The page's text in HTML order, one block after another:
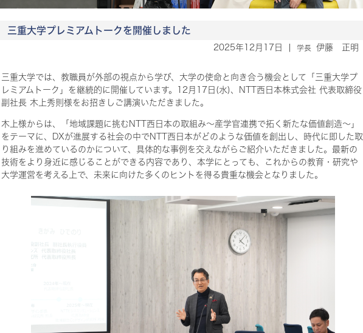
三重大学プレミアムトークを開催しました
2025年12月17日 学長 伊藤 正明
三重大学では、教職員が外部の視点から学び、大学の使命と向き合う機会として「三重大学プ
レミアムトーク」を継続的に開催しています。12月17日(水)、NTT西日本株式会社 代表取締役
副社長 木上秀則様をお招きしご講演いただきました。
木上様からは、「 地域課題に挑むNTT西日本の取組み～産学官連携で拓く新たな価値創造～」
をテーマに、DXが進展する社会の中でNTT西日本がどのような価値を創出し、時代に即した取
り組みを進めているのかについて、具体的な事例を交えながらご紹介いただきました。最新の
技術をより身近に感じることができる内容であり、本学にとっても、これからの教育・研究や
大学運営を考える上で、未来に向けた多くのヒントを得る貴重な機会となりました。